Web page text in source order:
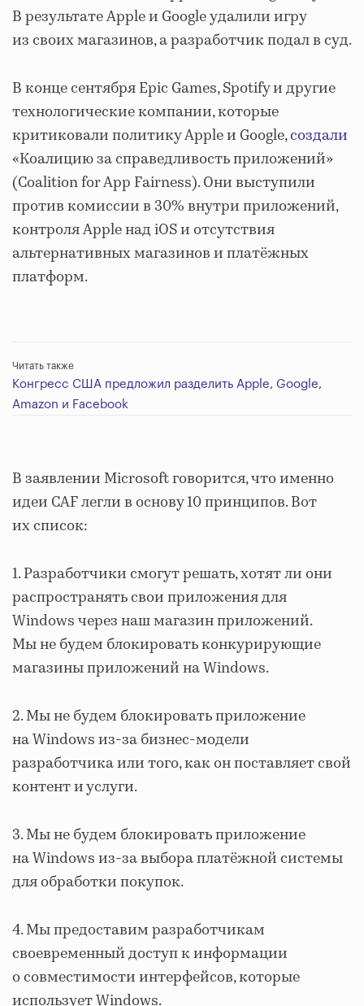
В результате Apple и Google удалили игру
из своих магазинов, а разработчик подал в суд.
В конце сентября Epic Games, Spotify и другие
технологические компании, которые
критиковали политику Apple и Google,создали
«Коалицию за справедливость приложений»
(Coalition for App Fairness). Они выступили
против комиссии в 30% внутри приложений,
контроля Apple над iOS и отсутствия
альтернативных магазинов и платёжных
платформ.
Читать также
Конгресс США предложил разделить Apple, Google,
Amazon и Facebook
В заявлении Microsoft говорится, что именно
идеи CAF легли в основу 10 принципов. Вот
их список:
1. Разработчики смогут решать, хотят ли они
распространять свои приложения для
Windows через наш магазин приложений.
Мы не будем блокировать конкурирующие
магазины приложений на Windows.
2. Мы не будем блокировать приложение
на Windows из-за бизнес-модели
разработчика или того, как он поставляет свой
контент и услуги.
3. Мы не будем блокировать приложение
на Windows из-за выбора платёжной системы
для обработки покупок.
4. Мы предоставим разработчикам
своевременный доступ к информации
о совместимости интерфейсов, которые
использует Windows.